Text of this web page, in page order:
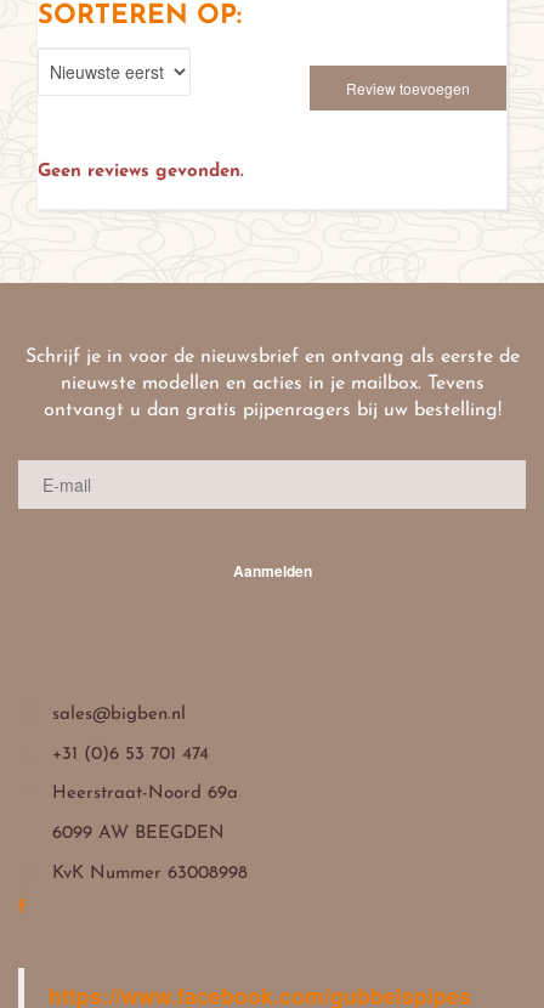
SORTEREN OP:
Review toevoegen
Geen reviews gevonden.
Schrijf je in voor de nieuwsbrief en ontvang als eerste de
nieuwste modellen en acties in je mailbox. Tevens
ontvangt u dan gratis pijpenragers bij uw bestelling!
Aanmelden
sales@bigben.nl
+31 (0)6 53 701 474
Heerstraat-Noord 69a
6099 AW BEEGDEN
KvK Nummer 63008998
https://www.facebook.com/gubbelspipes